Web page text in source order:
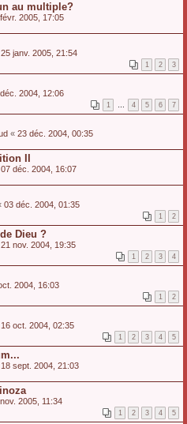
au multiple?
2005, 17:05
25 janv. 2005, 21:54
1 2 3
2004, 12:06
1 … 4 5 6 7
« 23 déc. 2004, 00:35
II
07 déc. 2004, 16:07
03 déc. 2004, 01:35
1 2
Dieu ?
21 nov. 2004, 19:35
1 2 3 4
2004, 16:03
1 2
16 oct. 2004, 02:35
1 2 3 4 5
18 sept. 2004, 21:03
2005, 11:34
1 2 3 4 5